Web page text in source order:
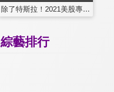
除了特斯拉！2021美股專家看好這5檔 第36集
綜藝排行